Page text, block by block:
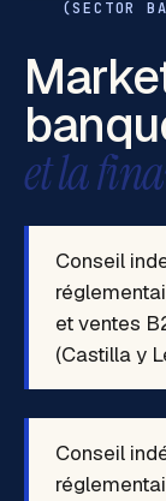
(SECTOR
et la
Conseil
et ventes
(Castilla y
Conseil